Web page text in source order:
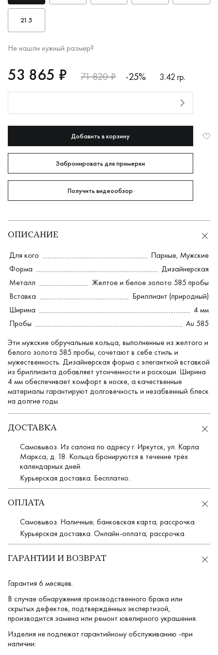
21.5
Не нашли нужный размер?
RUB
53865
53 865 ₽ 71 820 ₽ -25%
3.42 гр.
Добавить в корзину
Забронировать для примерки
Получить видеообзор
ОПИСАНИЕ
Для кого Парные, Мужские
Форма
Дизайнерская
Металл
Желтое и белое золото 585 пробы
Вставка
Бриллиант (природный)
Ширина
4 мм
Пробы
Au 585
Эти мужские обручальные кольца, выполненные из желтого и
белого золота 585 пробы, сочетают в себе стиль и
мужественность. Дизайнерская форма с элегантной вставкой
из бриллианта добавляет утонченности и роскоши. Ширина
4 мм обеспечивает комфорт в носке, а качественные
материалы гарантируют долговечность и незабвенный блеск
на долгие годы.
ДОСТАВКА
Самовывоз. Из салона по адресу г. Иркутск, ул. Карла
Маркса, д. 18. Кольца бронируются в течение трёх
календарных дней.
Курьерская доставка. Бесплатно.
ОПЛАТА
Самовывоз. Наличные; банковская карта; рассрочка.
Курьерская доставка. Онлайн-оплата; рассрочка.
ГАРАНТИИ И ВОЗВРАТ
Гарантия 6 месяцев.
В случае обнаружения производственного брака или
скрытых дефектов, подтверждённых экспертизой,
производится замена или ремонт ювелирного украшения.
Изделия не подлежат гарантийному обслуживанию -при
наличии: